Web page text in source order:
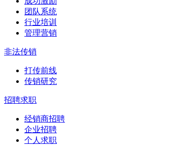
团队系统
行业培训
管理营销
非法传销
打传前线
传销研究
招聘求职
经销商招聘
企业招聘
个人求职